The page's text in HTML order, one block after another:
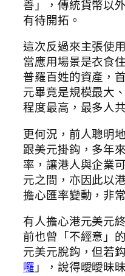
善」，傳統貨幣以
有待開拓。
這次反過來主張使
當應用場景是衣食
普羅百姓的資產，
元畢竟是規模最大
程度最高，最多人
更何況，前人聰明
跟美元掛鈎，多年
率，讓港人與企業
元之間，亦因此以
擔心匯率變動，非
有人擔心港元美元
前也曾「不經意」
元美元脫鈎，但若
囉 」，說得曖曖昧